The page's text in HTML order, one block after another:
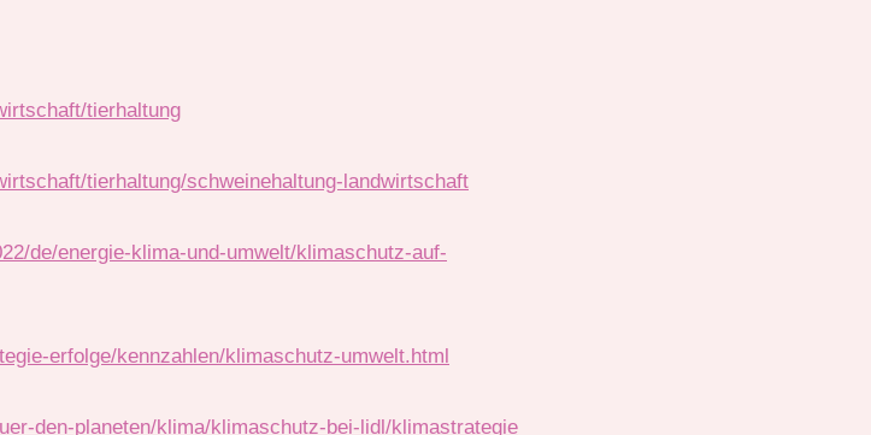
tierhaltung
tierhaltung/schweinehaltung-landwirtschaft
de/energie-klima-und-umwelt/klimaschutz-auf-
erfolge/kennzahlen/klimaschutz-umwelt.html
den-planeten/klima/klimaschutz-bei-lidl/klimastrategie